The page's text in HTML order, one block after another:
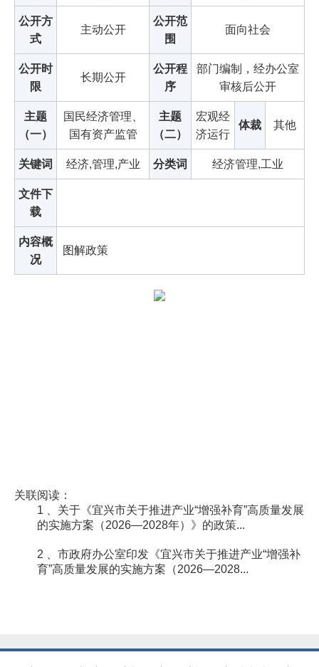
公开方
式
主动公开
公开范
围
面向社会
公开时
限
长期公开
公开程
序
部门编制，经办公室
审核后公开
主题
（一）
国民经济管理、
国有资产监管
主题
（二）
宏观经
济运行
体裁 其他
关键词 经济,管理,产业 分类词 经济管理,工业
文件下
载
内容概
况
图解政策
关联阅读：
1 、关于《宜兴市关于推进产业“增强补育”高质量发展
的实施方案（2026—2028年）》的政策...
2 、市政府办公室印发《宜兴市关于推进产业“增强补
育”高质量发展的实施方案（2026—2028...